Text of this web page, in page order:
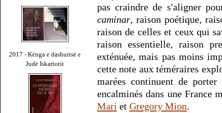
2017 - Kënga e dashurisë e
Judë Iskariotit
pas craindre de s'aligner
caminar, raison poétique,
raison de celles et ceux qui
raison essentielle, raison
exténuée, mais pas moins
cette note aux téméraires
marées continuent de
encalminés dans une France
Mari et Gregory Mion.